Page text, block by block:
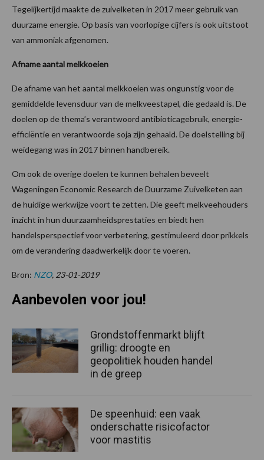
Tegelijkertijd maakte de zuivelketen in 2017 meer gebruik van
duurzame energie. Op basis van voorlopige cijfers is ook uitstoot
van ammoniak afgenomen.
Afname aantal melkkoeien
De afname van het aantal melkkoeien was ongunstig voor de
gemiddelde levensduur van de melkveestapel, die gedaald is. De
doelen op de thema’s verantwoord antibioticagebruik, energie-
efficiëntie en verantwoorde soja zijn gehaald. De doelstelling bij
weidegang was in 2017 binnen handbereik.
Om ook de overige doelen te kunnen behalen beveelt
Wageningen Economic Research de Duurzame Zuivelketen aan
de huidige werkwijze voort te zetten. Die geeft melkveehouders
inzicht in hun duurzaamheidsprestaties en biedt hen
handelsperspectief voor verbetering, gestimuleerd door prikkels
om de verandering daadwerkelijk door te voeren.
Bron: NZO, 23-01-2019
Aanbevolen voor jou!
Grondstoffenmarkt blijft
grillig: droogte en
geopolitiek houden handel
in de greep
De speenhuid: een vaak
onderschatte risicofactor
voor mastitis